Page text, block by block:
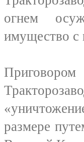
огнем
имущество с
размере